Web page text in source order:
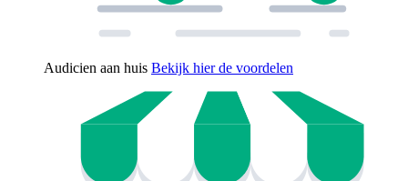
Audicien aan huis Bekijk hier de voordelen